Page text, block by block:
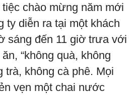
chào mừng năm mới
ty diễn ra tại một khách
sáng đến 11 giờ trưa với
“không quà, không
không cà phê. Mọi
vẹn một chai nước